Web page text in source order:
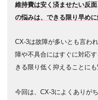
維持費は安く済ませたい反
の悩みは、できる限り早め
CX-3は故障が多いとも言わ
障や不具合にはすぐに対応
きる限り低く抑えることにも
今回は、CX-3によくありが